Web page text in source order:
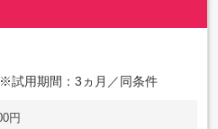
※試用期間：3ヵ月／同条件
円